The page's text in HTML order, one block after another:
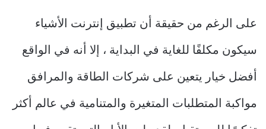
على الرغم من حقيقة أن تطبيق إنترنت الأشياء
سيكون مكلفًا للغاية في البداية ، إلا أنه في الواقع
أفضل خيار يتعين على شركات الطاقة والمرافق
مواكبة المتطلبات المتغيرة والمتنامية في عالم أكثر